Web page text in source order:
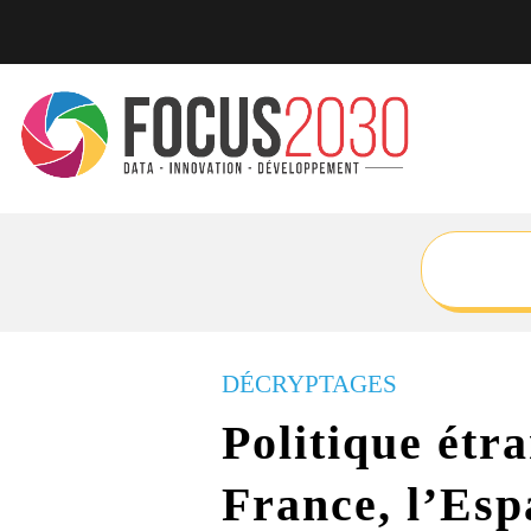
DÉCRYPTAGES
Politique
France,